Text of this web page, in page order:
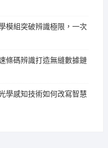
模組突破辨識極限，一次
條碼辨識打造無縫數據鏈
學感知技術如何改寫智慧